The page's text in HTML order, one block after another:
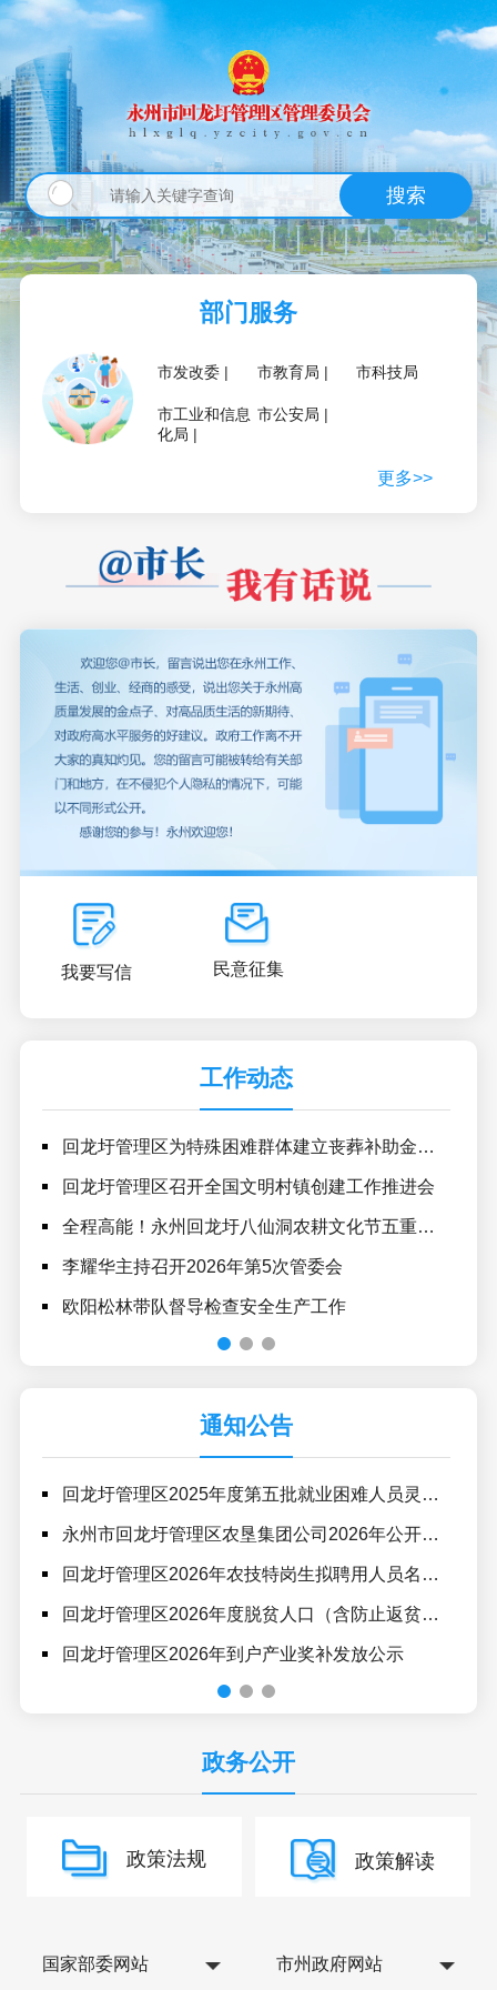
搜索
部门服务
市发改委 市教育局 市科技局
市工业和信息
化局
市公安局
更多>>
我要写信 民意征集
工作动态
回龙圩管理区为特殊困难群体建立丧葬补助金制度
回龙圩管理区召开全国文明村镇创建工作推进会
全程高能！永州回龙圩八仙洞农耕文化节五重奏：跑得爽、看得乐、玩得野、抓得欢、买得值
李耀华主持召开2026年第5次管委会
欧阳松林带队督导检查安全生产工作
通知公告
回龙圩管理区2025年度第五批就业困难人员灵活就业社保补贴拟发放人员名单公示
永州市回龙圩管理区农垦集团公司2026年公开招聘考试体检合格列入考察人员名单的公示
回龙圩管理区2026年农技特岗生拟聘用人员名单公示
回龙圩管理区2026年度脱贫人口（含防止返贫致贫对象）一次性交通补助公示
回龙圩管理区2026年到户产业奖补发放公示
政务公开
政策法规 政策解读
国家部委网站 市州政府网站